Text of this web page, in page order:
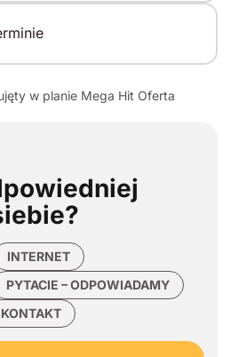
w planie Mega Hit Oferta
INTERNET
PYTACIE – ODPOWIADAMY
KONTAKT